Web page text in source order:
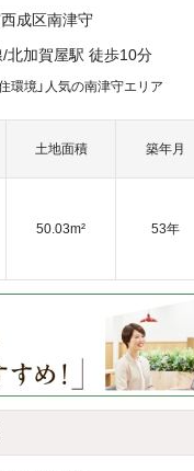
成区南津守
北加賀屋駅 徒歩10分
環境」人気の南津守エリア
土地面積 築年月
50.03m² 53年